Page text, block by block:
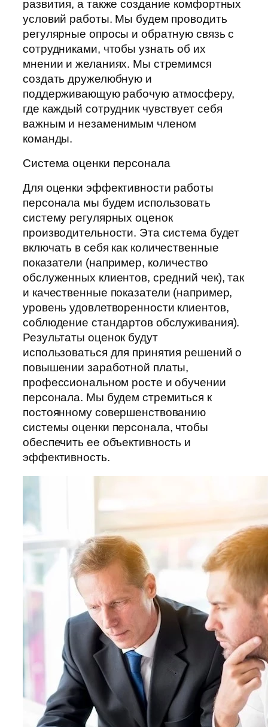
развития, а также создание комфортных
условий работы. Мы будем проводить
регулярные опросы и обратную связь с
сотрудниками, чтобы узнать об их
мнении и желаниях. Мы стремимся
создать дружелюбную и
поддерживающую рабочую атмосферу,
где каждый сотрудник чувствует себя
важным и незаменимым членом
команды.
Система оценки персонала
Для оценки эффективности работы
персонала мы будем использовать
систему регулярных оценок
производительности. Эта система будет
включать в себя как количественные
показатели (например, количество
обслуженных клиентов, средний чек), так
и качественные показатели (например,
уровень удовлетворенности клиентов,
соблюдение стандартов обслуживания).
Результаты оценок будут
использоваться для принятия решений о
повышении заработной платы,
профессиональном росте и обучении
персонала. Мы будем стремиться к
постоянному совершенствованию
системы оценки персонала, чтобы
обеспечить ее объективность и
эффективность.